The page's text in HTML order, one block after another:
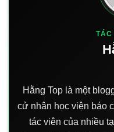
TÁC
Hằng Top là một
cử nhân học viện báo
tác viên của nhiều